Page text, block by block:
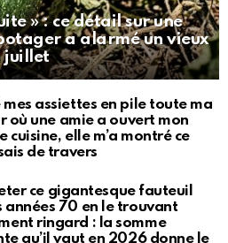
» : ce détail sur une
a alarmé un vieux
juillet
mes assiettes en pile toute ma
où une amie a ouvert mon
cuisine, elle m’a montré ce
de travers
ce gigantesque fauteuil
années 70 en le trouvant
ringard : la somme
qu’il vaut en 2026 donne le